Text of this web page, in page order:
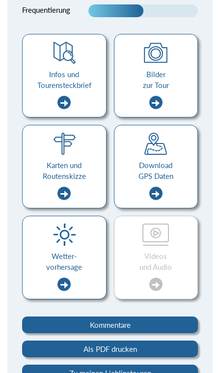
Frequentierung
Infos und
Tourensteckbrief
Bilder
zur Tour
Karten und
Routenskizze
Download
GPS Daten
Wetter-
vorhersage
Videos
und Audio
Kommentare
Als PDF drucken